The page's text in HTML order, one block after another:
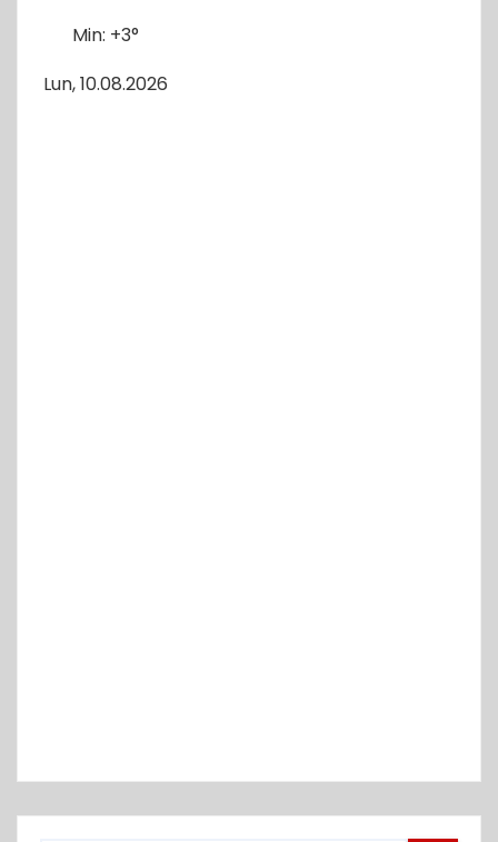
Min: +3°
Lun, 10.08.2026